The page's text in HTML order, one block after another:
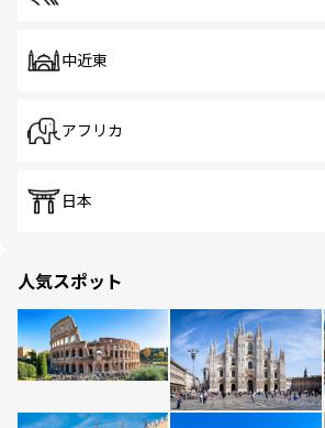
中近東
アフリカ
日本
人気スポット